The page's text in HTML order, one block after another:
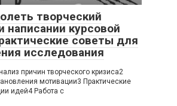
творческий
написании курсовой
советы для
исследования
причин творческого кризиса2
мотивации3 Практические
идей4 Работа с